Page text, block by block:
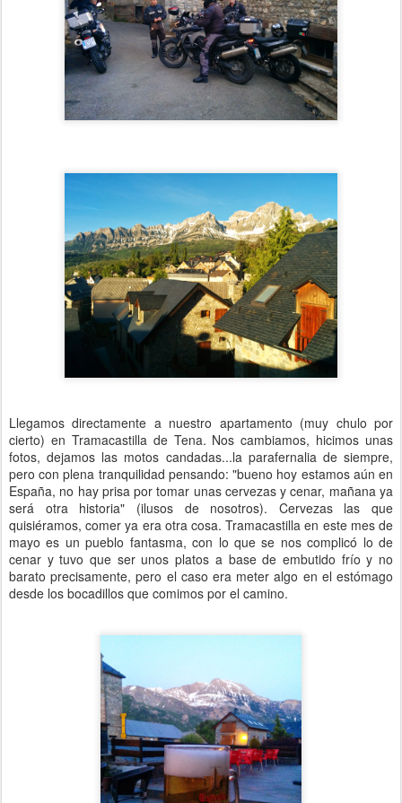
Llegamos directamente a nuestro apartamento (muy chulo por
cierto) en Tramacastilla de Tena. Nos cambiamos, hicimos unas
fotos, dejamos las motos candadas...la parafernalia de siempre,
pero con plena tranquilidad pensando: "bueno hoy estamos aún en
España, no hay prisa por tomar unas cervezas y cenar, mañana ya
será otra historia" (ilusos de nosotros). Cervezas las que
quisiéramos, comer ya era otra cosa. Tramacastilla en este mes de
mayo es un pueblo fantasma, con lo que se nos complicó lo de
cenar y tuvo que ser unos platos a base de embutido frío y no
barato precisamente, pero el caso era meter algo en el estómago
desde los bocadillos que comimos por el camino.